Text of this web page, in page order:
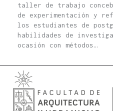
taller de trabajo
de experimentación y
los estudiantes de
habilidades de
ocasión con métodos…